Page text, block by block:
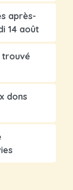
après-
14 août
trouvé
dons